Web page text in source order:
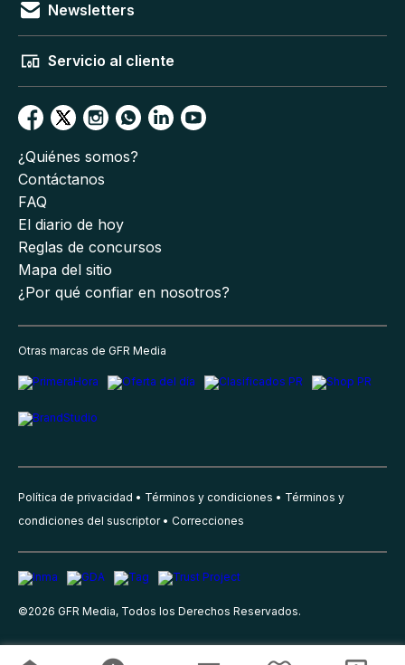
Newsletters
Servicio al cliente
¿Quiénes somos?
Contáctanos
FAQ
El diario de hoy
Reglas de concursos
Mapa del sitio
¿Por qué confiar en nosotros?
Otras marcas de GFR Media
Política de privacidad Términos y condiciones
Términos y
condiciones del suscriptor
Correcciones
©2026 GFR Media, Todos los Derechos Reservados.